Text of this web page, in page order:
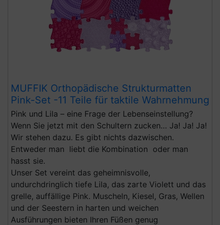
MUFFIK Orthopädische Strukturmatten
Pink-Set -11 Teile für taktile Wahrnehmung
Pink und Lila – eine Frage der Lebenseinstellung?
Wenn Sie jetzt mit den Schultern zucken… Ja! Ja! Ja!
Wir stehen dazu. Es gibt nichts dazwischen.
Entweder man liebt die Kombination oder man
hasst sie.
Unser Set vereint das geheimnisvolle,
undurchdringlich tiefe Lila, das zarte Violett und das
grelle, auffällige Pink. Muscheln, Kiesel, Gras, Wellen
und der Seestern in harten und weichen
Ausführungen bieten Ihren Füßen genug